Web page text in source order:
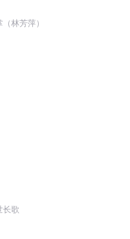
林芳萍）
长歌